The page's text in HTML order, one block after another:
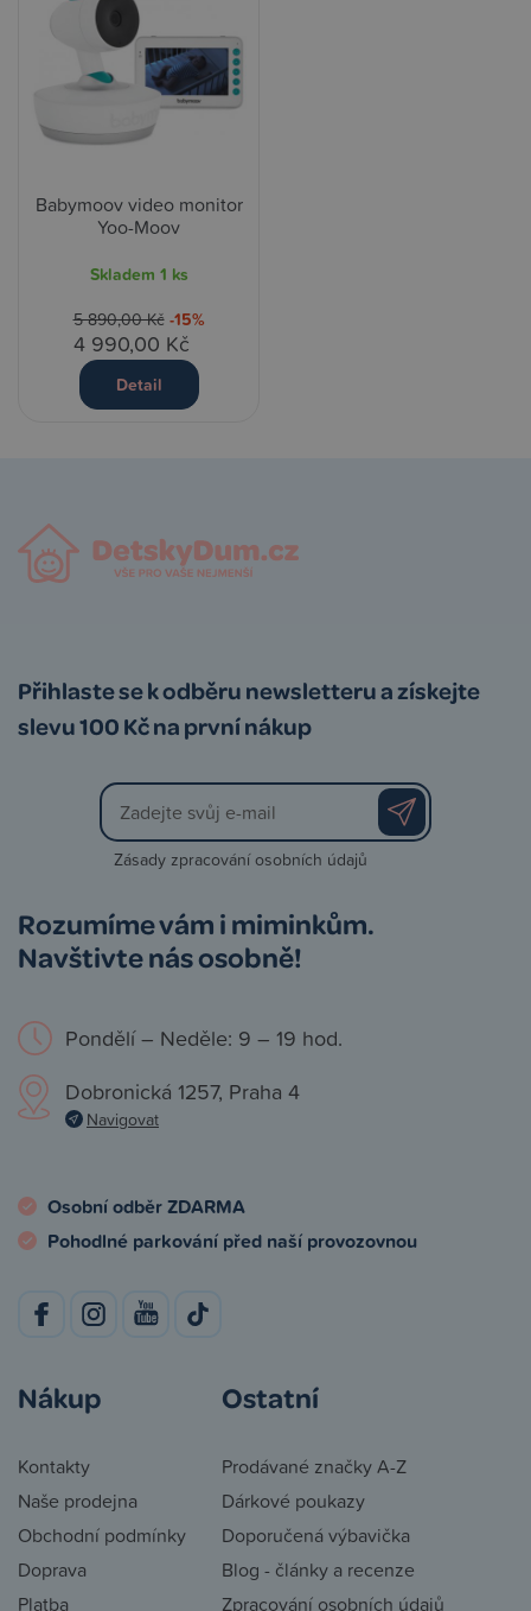
Babymoov video monitor
Yoo-Moov
Skladem 1 ks
5 890,00 Kč -15%
4 990,00 Kč
Detail
Přihlaste se k odběru newsletteru a získejte
slevu 100 Kč na první nákup
Zásady zpracování osobních údajů
Rozumíme vám i miminkům.
Navštivte nás osobně!
Pondělí – Neděle: 9 – 19 hod.
Dobronická 1257, Praha 4
Navigovat
Osobní odběr ZDARMA
Pohodlné parkování před naší provozovnou
Nákup
Kontakty
Naše prodejna
Obchodní podmínky
Doprava
Platba
Ostatní
Prodávané značky A-Z
Dárkové poukazy
Doporučená výbavička
Blog - články a recenze
Zpracování osobních údajů